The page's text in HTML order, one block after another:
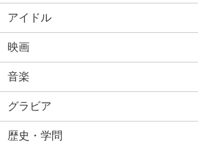
アイドル
映画
音楽
グラビア
歴史・学問